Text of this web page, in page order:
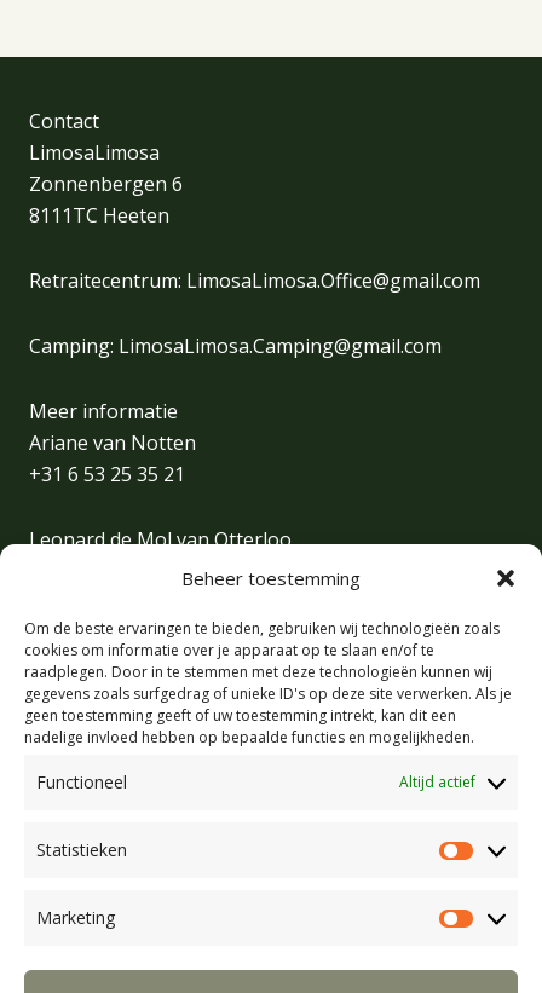
Beheer toestemming
Om de beste ervaringen te bieden, gebruiken wij technologieën zoals
cookies om informatie over je apparaat op te slaan en/of te
raadplegen. Door in te stemmen met deze technologieën kunnen wij
gegevens zoals surfgedrag of unieke ID's op deze site verwerken. Als je
geen toestemming geeft of uw toestemming intrekt, kan dit een
nadelige invloed hebben op bepaalde functies en mogelijkheden.
Functioneel Altijd actief
Statistieken
Marketing
Contact
LimosaLimosa
Zonnenbergen 6
8111TC Heeten
Retraitecentrum: LimosaLimosa.Office@gmail.com
Camping: LimosaLimosa.Camping@gmail.com
Meer informatie
Ariane van Notten
+31 6 53 25 35 21
Leonard de Mol van Otterloo
+31 6 30 31 46 23
Brenda François | Office manager/Sales
+31 6 17 29 72 85
Bianca Klein Koerkamp | Camping manager
Algemene voorwaarden retraites en camping